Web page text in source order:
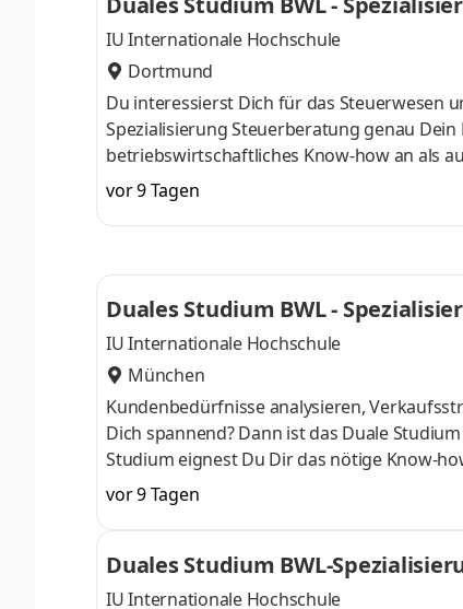
IU Internationale Hochschule
Dortmund
Du interessierst Dich für das Steuerwesen
Spezialisierung Steuerberatung genau
betriebswirtschaftliches Know-how an als
Oktober starten – direkt am Campus vor
Unternehmen in Deiner Nähe. Aufgaben
startenDu absolvierst ein staatlich
Study Guides und Lehrenden sind stets für
vor 9 Tagen
Duales Studium BWL -
IU Internationale Hochschule
München
Kundenbedürfnisse analysieren,
Dich spannend? Dann ist das Duale
Studium eignest Du Dir das nötige Know-
April oder im Oktober starten – direkt am
Du bei einem Unternehmen in Deiner
Aufnahmeprüfung startenDu absolvierst
Studienberatung, Study Guides und
vor 9 Tagen
Duales Studium BWL-
IU Internationale Hochschule